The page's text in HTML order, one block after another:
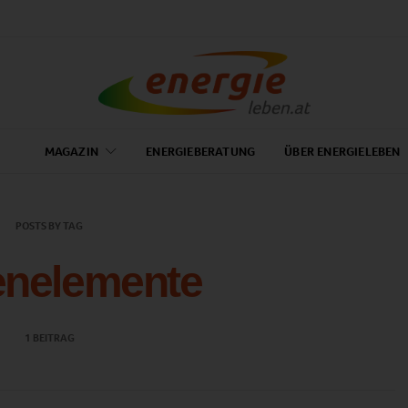
MAGAZIN ENERGIEBERATUNG ÜBER ENERGIELEBEN
POSTS BY TAG
1 BEITRAG